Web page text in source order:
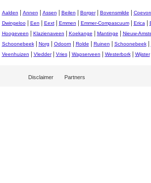
Aalden Annen Assen Beilen Borger| Bovensmilde
Dwingeloo| Een Eext| Emmen Emmer-Compascuum| Erica|
Hoogeveen Klazienaveen Koekange Mantinge Nieuw-
Schoonebeek| Norg Odoorn Rolde Ruinen Schoonebeek|
Veenhuizen Vledder| Vries| Wapserveen Westerbork| Wijster|
Disclaimer Partners